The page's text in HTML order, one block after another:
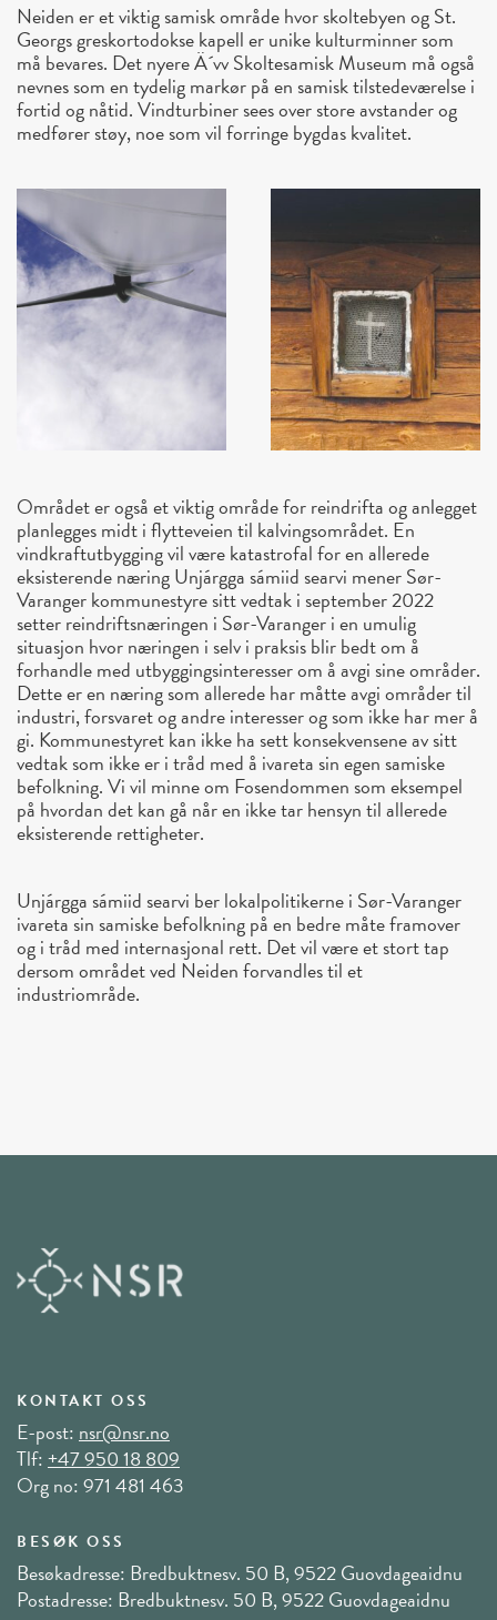
Neiden er et viktig samisk område hvor skoltebyen og St.
Georgs greskortodokse kapell er unike kulturminner som
må bevares. Det nyere Ä´vv Skoltesamisk Museum må også
nevnes som en tydelig markør på en samisk tilstedeværelse i
fortid og nåtid. Vindturbiner sees over store avstander og
medfører støy, noe som vil forringe bygdas kvalitet.
Området er også et viktig område for reindrifta og anlegget
planlegges midt i flytteveien til kalvingsområdet. En
vindkraftutbygging vil være katastrofal for en allerede
eksisterende næring Unjárgga sámiid searvi mener Sør-
Varanger kommunestyre sitt vedtak i september 2022
setter reindriftsnæringen i Sør-Varanger i en umulig
situasjon hvor næringen i selv i praksis blir bedt om å
forhandle med utbyggingsinteresser om å avgi sine områder.
Dette er en næring som allerede har måtte avgi områder til
industri, forsvaret og andre interesser og som ikke har mer å
gi. Kommunestyret kan ikke ha sett konsekvensene av sitt
vedtak som ikke er i tråd med å ivareta sin egen samiske
befolkning. Vi vil minne om Fosendommen som eksempel
på hvordan det kan gå når en ikke tar hensyn til allerede
eksisterende rettigheter.
Unjárgga sámiid searvi ber lokalpolitikerne i Sør-Varanger
ivareta sin samiske befolkning på en bedre måte framover
og i tråd med internasjonal rett. Det vil være et stort tap
dersom området ved Neiden forvandles til et
industriområde.
KONTAKT OSS
E-post: nsr@nsr.no
Tlf:+47 950 18 809
Org no: 971 481 463
BESØK OSS
Besøkadresse: Bredbuktnesv. 50 B, 9522 Guovdageaidnu
Postadresse: Bredbuktnesv. 50 B, 9522 Guovdageaidnu